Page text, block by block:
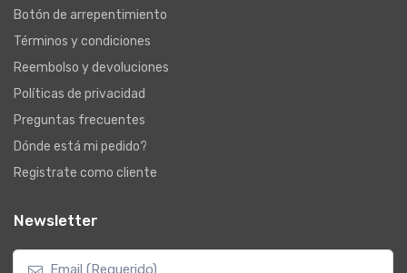
Botón de arrepentimiento
Términos y condiciones
Reembolso y devoluciones
Políticas de privacidad
Preguntas frecuentes
Dónde está mi pedido?
Registrate como cliente
Newsletter